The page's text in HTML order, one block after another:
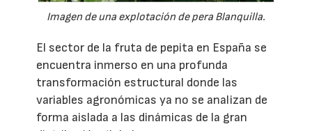
Imagen de una explotación de pera Blanquilla.
El sector de la fruta de pepita en España se
encuentra inmerso en una profunda
transformación estructural donde las
variables agronómicas ya no se analizan de
forma aislada a las dinámicas de la gran